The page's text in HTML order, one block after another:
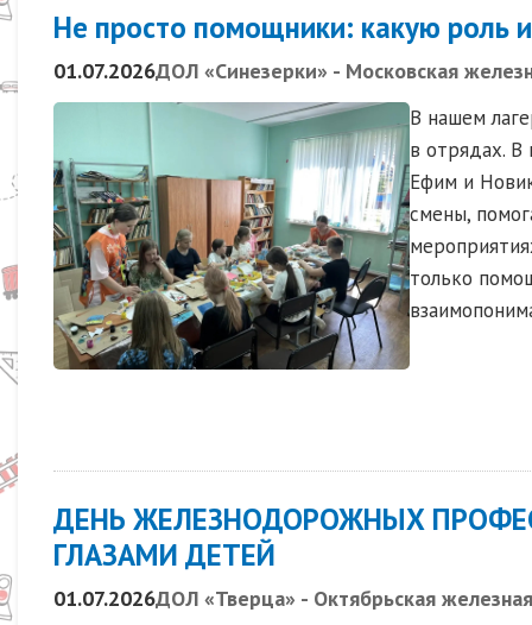
Не просто помощники: какую роль
01.07.2026ДОЛ «Синезерки» - Московская
В нашем
в отрядах.
Ефим и
смены,
только
ДЕНЬ ЖЕЛЕЗНОДОРОЖНЫХ
ГЛАЗАМИ ДЕТЕЙ
01.07.2026ДОЛ «Тверца» - Октябрьская